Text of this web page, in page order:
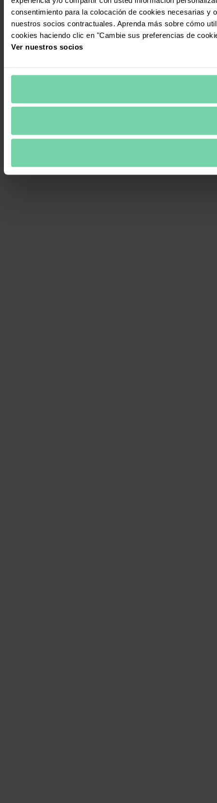
consentimiento para la colocación de cookies necesarias
nuestros socios contractuales. Aprenda más sobre cómo
cookies haciendo clic en "Cambie sus preferencias de
Ver nuestros socios